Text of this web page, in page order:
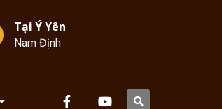
Tại Ý Yên
Nam Định